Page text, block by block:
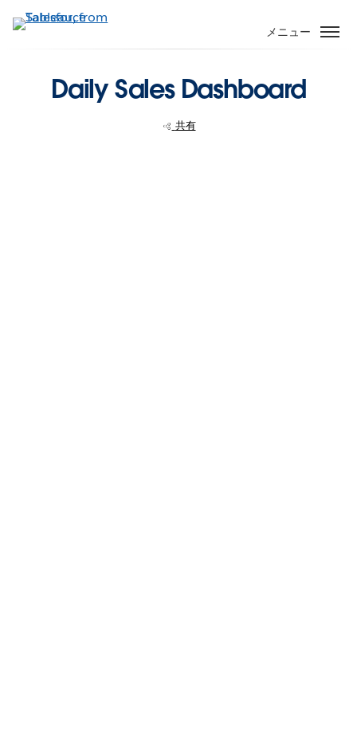
イ
メニュー
Daily Sales Dashboard
共有